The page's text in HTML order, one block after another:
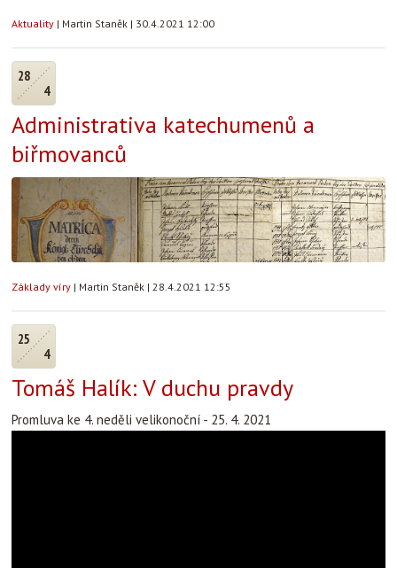
Aktuality | Martin Staněk | 30.4.2021 12:00
28
4
Administrativa katechumenů a
biřmovanců
Základy víry | Martin Staněk | 28.4.2021 12:55
25
4
Tomáš Halík: V duchu pravdy
Promluva ke 4. neděli velikonoční - 25. 4. 2021